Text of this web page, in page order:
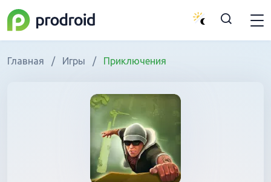
Главная / Игры / Приключения